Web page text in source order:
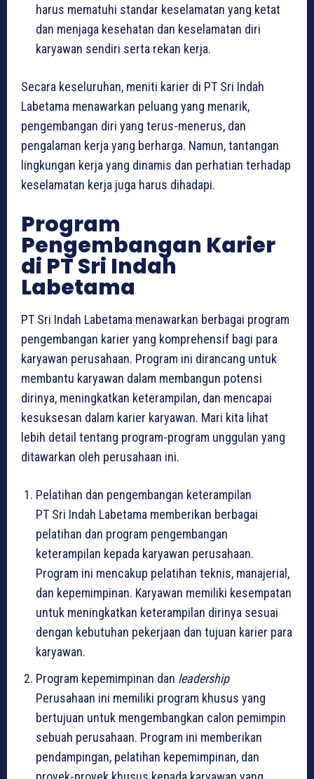
harus mematuhi standar keselamatan yang ketat
dan menjaga kesehatan dan keselamatan diri
karyawan sendiri serta rekan kerja.
Secara keseluruhan, meniti karier di PT Sri Indah
Labetama menawarkan peluang yang menarik,
pengembangan diri yang terus-menerus, dan
pengalaman kerja yang berharga. Namun, tantangan
lingkungan kerja yang dinamis dan perhatian terhadap
keselamatan kerja juga harus dihadapi.
Program
Pengembangan Karier
di PT Sri Indah
Labetama
PT Sri Indah Labetama menawarkan berbagai program
pengembangan karier yang komprehensif bagi para
karyawan perusahaan. Program ini dirancang untuk
membantu karyawan dalam membangun potensi
dirinya, meningkatkan keterampilan, dan mencapai
kesuksesan dalam karier karyawan. Mari kita lihat
lebih detail tentang program-program unggulan yang
ditawarkan oleh perusahaan ini.
Pelatihan dan pengembangan keterampilan
PT Sri Indah Labetama memberikan berbagai
pelatihan dan program pengembangan
keterampilan kepada karyawan perusahaan.
Program ini mencakup pelatihan teknis, manajerial,
dan kepemimpinan. Karyawan memiliki kesempatan
untuk meningkatkan keterampilan dirinya sesuai
dengan kebutuhan pekerjaan dan tujuan karier para
karyawan.
Program kepemimpinan dan leadership
Perusahaan ini memiliki program khusus yang
bertujuan untuk mengembangkan calon pemimpin
sebuah perusahaan. Program ini memberikan
pendampingan, pelatihan kepemimpinan, dan